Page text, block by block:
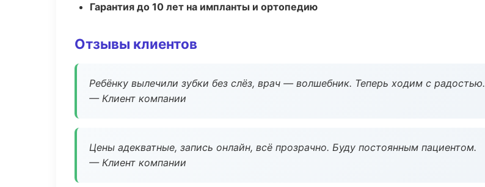
Гарантия до 10 лет на импланты и ортопедию
Отзывы клиентов
Ребёнку вылечили зубки без слёз, врач — волшебник. Теперь ходим с радостью.
— Клиент компании
Цены адекватные, запись онлайн, всё прозрачно. Буду постоянным пациентом.
— Клиент компании